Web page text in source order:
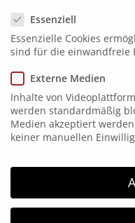
Kontakt
Elsen 15
Tel. 02357 171865
Fax: 02357 171867
info@hgm-
HGM
HGM electronic
im Bereich der
Essenziell
Essenzielle Cookies
sind für die einwandfreie
Externe Medien
Inhalte von
werden standardmäßig
Medien akzeptiert
keiner manuellen